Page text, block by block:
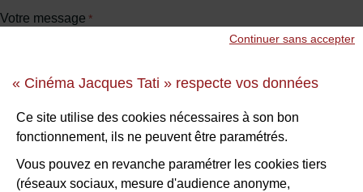
« Cinéma Jacques Tati » respecte vos données
Ce site utilise des cookies nécessaires à son bon
fonctionnement, ils ne peuvent être paramétrés.
Vous pouvez en revanche paramétrer les cookies tiers
(réseaux sociaux, mesure d'audience anonyme,
Continuer sans accepter
Votre message *
Sécurité anti-robot*
À des fins de sécurité, veuillez sélectionner les3 premiers
caractèresde la série.